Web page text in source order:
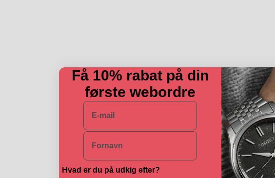
Få 10% rabat på din
første webordre
E-mail
Navn
Hvad er du på udkig efter?